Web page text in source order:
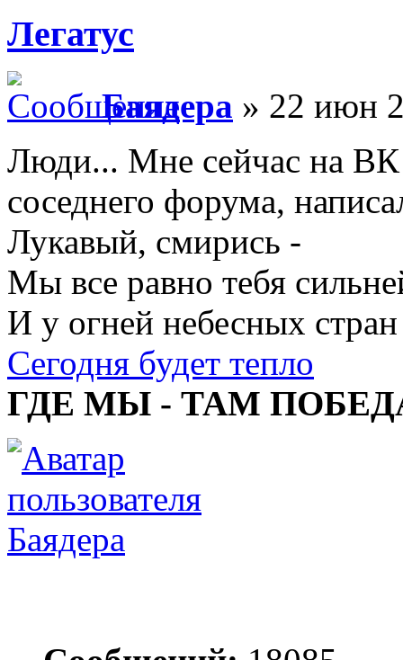
Легатус
Баядера » 22 июн
Люди... Мне сейчас на ВК
соседнего форума,
Лукавый, смирись -
Мы все равно тебя
И у огней небесных стран
Сегодня будет тепло
ГДЕ МЫ - ТАМ
Баядера